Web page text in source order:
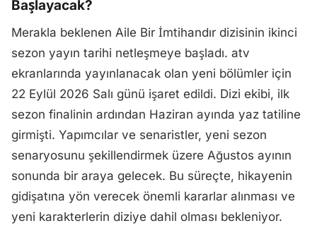
Başlayacak?
Merakla beklenen Aile Bir İmtihandır dizisinin ikinci
sezon yayın tarihi netleşmeye başladı. atv
ekranlarında yayınlanacak olan yeni bölümler için
22 Eylül 2026 Salı günü işaret edildi. Dizi ekibi, ilk
sezon finalinin ardından Haziran ayında yaz tatiline
girmişti. Yapımcılar ve senaristler, yeni sezon
senaryosunu şekillendirmek üzere Ağustos ayının
sonunda bir araya gelecek. Bu süreçte, hikayenin
gidişatına yön verecek önemli kararlar alınması ve
yeni karakterlerin diziye dahil olması bekleniyor.